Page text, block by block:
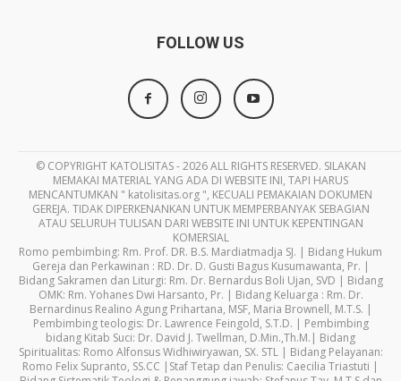
FOLLOW US
© COPYRIGHT KATOLISITAS - 2026 ALL RIGHTS RESERVED. SILAKAN
MEMAKAI MATERIAL YANG ADA DI WEBSITE INI, TAPI HARUS
MENCANTUMKAN " katolisitas.org ", KECUALI PEMAKAIAN DOKUMEN
GEREJA. TIDAK DIPERKENANKAN UNTUK MEMPERBANYAK SEBAGIAN
ATAU SELURUH TULISAN DARI WEBSITE INI UNTUK KEPENTINGAN
KOMERSIAL
Romo pembimbing: Rm. Prof. DR. B.S. Mardiatmadja SJ. | Bidang Hukum
Gereja dan Perkawinan : RD. Dr. D. Gusti Bagus Kusumawanta, Pr. |
Bidang Sakramen dan Liturgi: Rm. Dr. Bernardus Boli Ujan, SVD | Bidang
OMK: Rm. Yohanes Dwi Harsanto, Pr. | Bidang Keluarga : Rm. Dr.
Bernardinus Realino Agung Prihartana, MSF, Maria Brownell, M.T.S. |
Pembimbing teologis: Dr. Lawrence Feingold, S.T.D. | Pembimbing
bidang Kitab Suci: Dr. David J. Twellman, D.Min.,Th.M.| Bidang
Spiritualitas: Romo Alfonsus Widhiwiryawan, SX. STL | Bidang Pelayanan:
Romo Felix Supranto, SS.CC |Staf Tetap dan Penulis: Caecilia Triastuti |